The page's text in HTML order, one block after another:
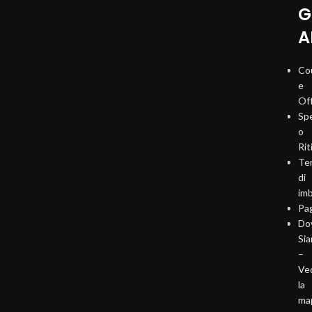
e
o
di
–
la